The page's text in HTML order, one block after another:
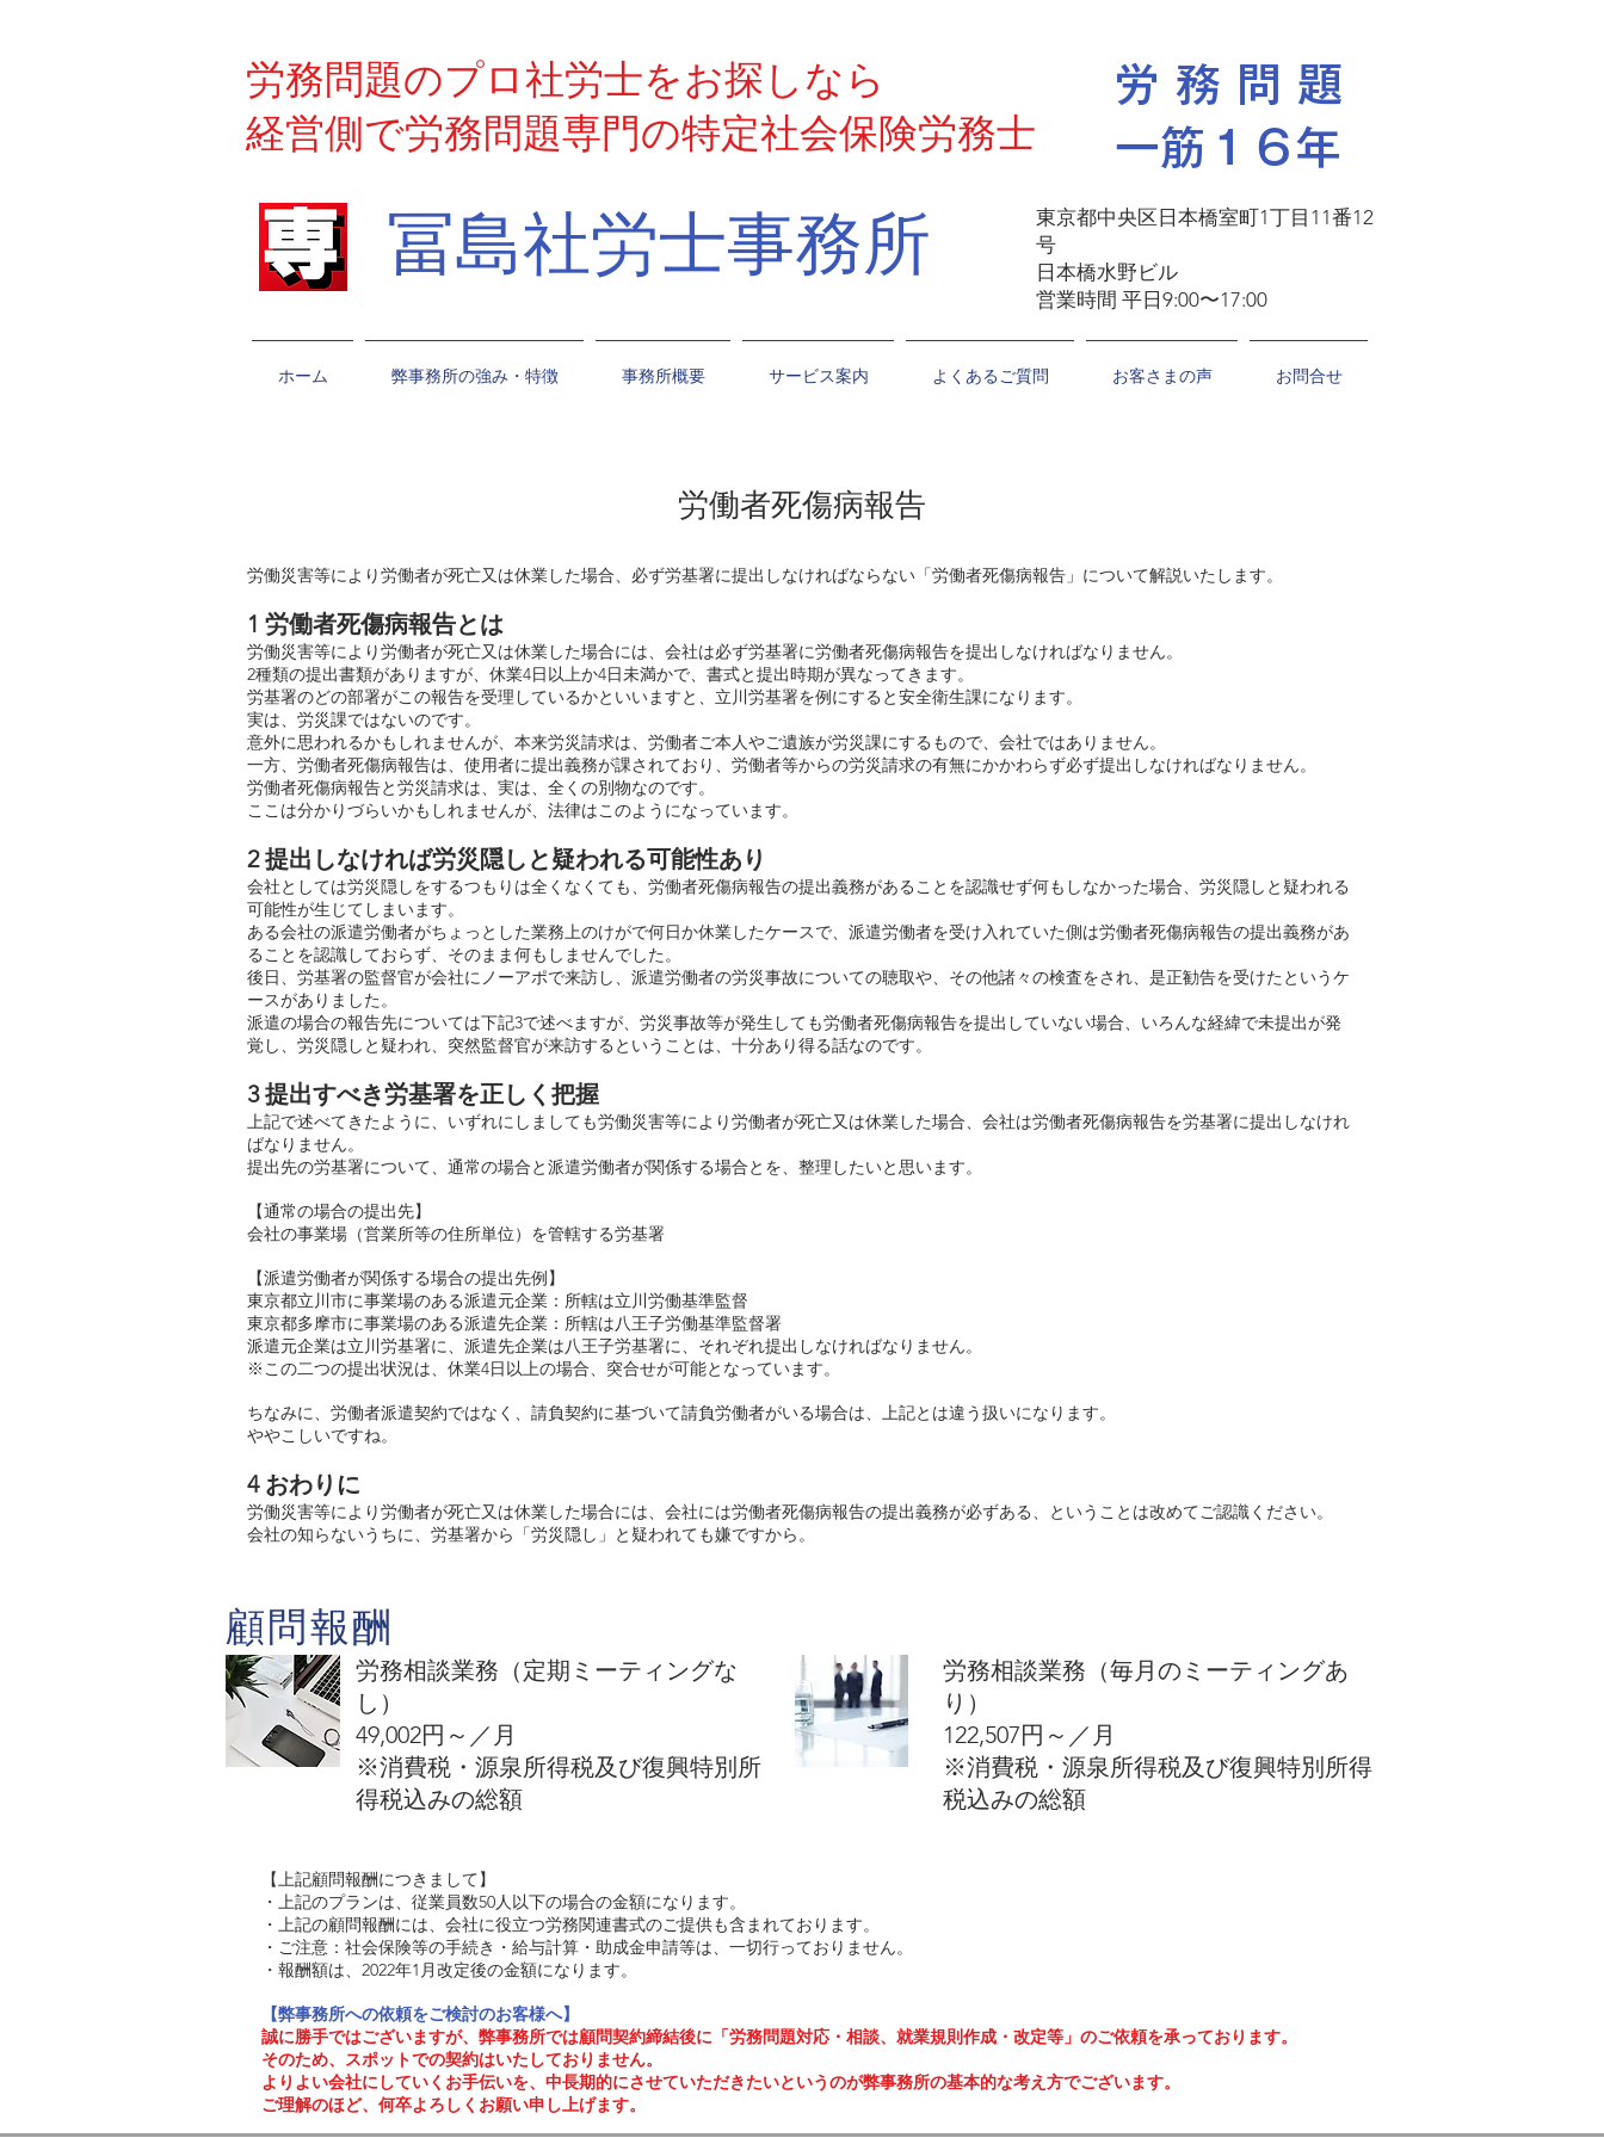
労務問題のプロ社労士をお探しなら
経営側で労務問題専門の特定社会保険労務士
​労 務 問 題
一筋１６年
​冨島社労士事務所
東京都中央区日本橋室町1丁目11番12
号
日本橋水野ビル
営業時間 平日9:00〜17:00
ホーム 弊事務所の強み・特徴 事務所概要 サービス案内 よくあるご質問 お客さまの声 お問合せ
労働者死傷病報告
労働災害等により労働者が死亡又は休業した場合、必ず労基署に提出しなければならない「労働者死傷病報告」について解説いたします。
1 労働者死傷病報告とは
労働災害等により労働者が死亡又は休業した場合には、会社は必ず労基署に労働者死傷病報告を提出しなければなりません。
2種類の提出書類がありますが、休業4日以上か4日未満かで、書式と提出時期が異なってきます。
労基署のどの部署がこの報告を受理しているかといいますと、立川労基署を例にすると安全衛生課になります。
実は、労災課ではないのです。
意外に思われるかもしれませんが、本来労災請求は、労働者ご本人やご遺族が労災課にするもので、会社ではありません。
一方、労働者死傷病報告は、使用者に提出義務が課されており、労働者等からの労災請求の有無にかかわらず必ず提出しなければなりません。
労働者死傷病報告と労災請求は、実は、全くの別物なのです。
ここは分かりづらいかもしれませんが、法律はこのようになっています。
2 提出しなければ労災隠しと疑われる可能性あり
会社としては労災隠しをするつもりは全くなくても、労働者死傷病報告の提出義務があることを認識せず何もしなかった場合、労災隠しと疑われる
可能性が生じてしまいます。
ある会社の派遣労働者がちょっとした業務上のけがで何日か休業したケースで、派遣労働者を受け入れていた側は労働者死傷病報告の提出義務があ
ることを認識しておらず、そのまま何もしませんでした。
後日、労基署の監督官が会社にノーアポで来訪し、派遣労働者の労災事故についての聴取や、その他諸々の検査をされ、是正勧告を受けたというケ
ースがありました。
派遣の場合の報告先については下記3で述べますが、労災事故等が発生しても労働者死傷病報告を提出していない場合、いろんな経緯で未提出が発
覚し、労災隠しと疑われ、突然監督官が来訪するということは、十分あり得る話なのです。
3 提出すべき労基署を正しく把握
上記で述べてきたように、いずれにしましても労働災害等により労働者が死亡又は休業した場合、会社は労働者死傷病報告を労基署に提出しなけれ
ばなりません。
提出先の労基署について、通常の場合と派遣労働者が関係する場合とを、整理したいと思います。
【通常の場合の提出先】
会社の事業場（営業所等の住所単位）を管轄する労基署
【派遣労働者が関係する場合の提出先例】
東京都立川市に事業場のある派遣元企業：所轄は立川労働基準監督
東京都多摩市に事業場のある派遣先企業：所轄は八王子労働基準監督署
派遣元企業は立川労基署に、派遣先企業は八王子労基署に、それぞれ提出しなければなりません。
※この二つの提出状況は、休業4日以上の場合、突合せが可能となっています。
ちなみに、労働者派遣契約ではなく、請負契約に基づいて請負労働者がいる場合は、上記とは違う扱いになります。
ややこしいですね。
4 おわりに
労働災害等により労働者が死亡又は休業した場合には、会社には労働者死傷病報告の提出義務が必ずある、ということは改めてご認識ください。
会社の知らないうちに、労基署から「労災隠し」と疑われても嫌ですから。
顧問報酬
労務相談業務（定期ミーティングな
し）
​49,002円～／月
​※消費税・源泉所得税及び復興特別所
得税込みの総額
労務相談業務（毎月のミーティングあ
り）
​122,507円～／月
​※消費税・源泉所得税及び復興特別所得
税込みの総額
【上記顧問報酬につきまして】
​・上記のプランは、従業員数50人以下の場合の金額になります。
・上記の顧問報酬には、会社に役立つ労務関連書式のご提供も含まれております。
・ご注意：社会保険等の手続き・給与計算・助成金申請等は、一切行っておりません。
・報酬額は、2022年1月改定後の金額になります。​​
【弊事務所への依頼をご検討のお客様へ】
誠に勝手ではございますが、弊事務所では顧問契約締結後に「労務問題対応・相談、就業規則作成・改定等」のご依頼を承っております。
そのため、スポットでの契約はいたしておりません。
よりよい会社にしていくお手伝いを、中長期的にさせていただきたいというのが弊事務所の基本的な考え方でございます。
​ご理解のほど、何卒よろしくお願い申し上げます。